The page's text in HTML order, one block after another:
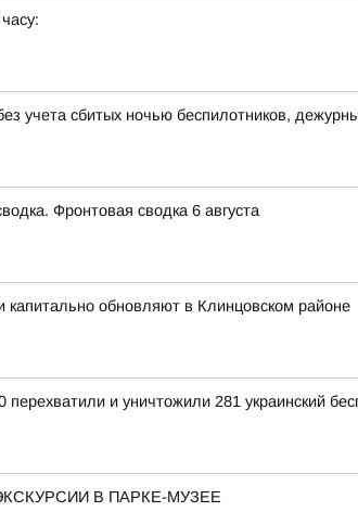
учета сбитых ночью беспилотников,
Фронтовая сводка 6 августа
капитально обновляют в Клинцовском районе
и уничтожили 281 украинский
В ПАРКЕ-МУЗЕЕ